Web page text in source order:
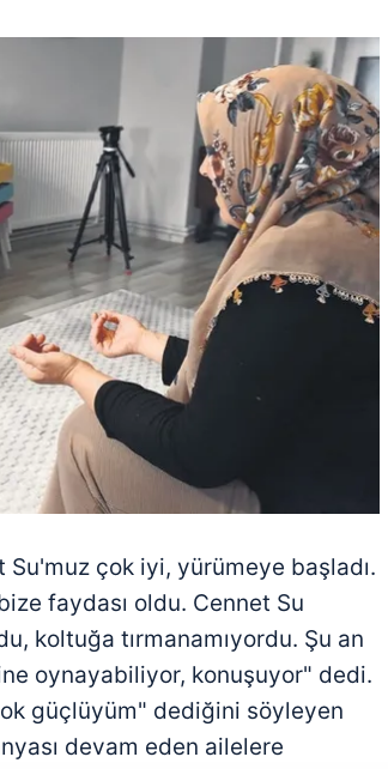
Su'muz çok iyi, yürümeye başladı.
faydası oldu. Cennet Su
koltuğa tırmanamıyordu. Şu an
oynayabiliyor, konuşuyor" dedi.
güçlüyüm" dediğini söyleyen
devam eden ailelere